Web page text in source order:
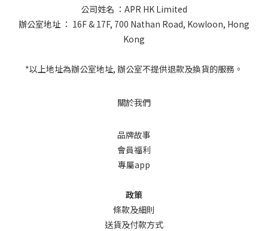
公司姓名 ：APR HK Limited
辦公室地址 ： 16F & 17F, 700 Nathan Road, Kowloon, Hong
Kong
*以上地址為辦公室地址, 辦公室不提供退款及換貨的服務。
關於我們
品牌故事
會員福利
專屬app
政策
條款及細則
送貨及付款方式